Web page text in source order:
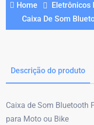
Home
Eletrônicos
Caixa De Som
Descrição do produto
Caixa de Som Bluetooth
para Moto ou Bike